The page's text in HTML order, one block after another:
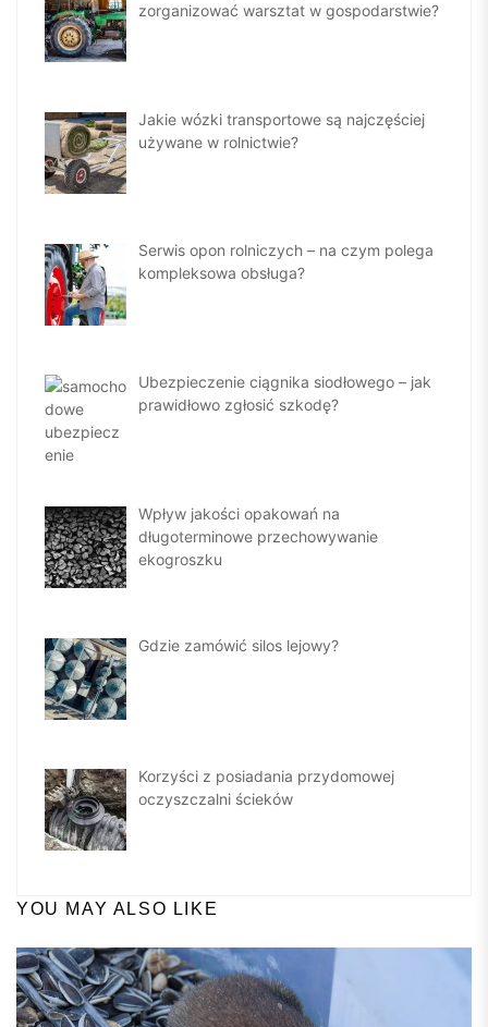
zorganizować warsztat w gospodarstwie?
Jakie wózki transportowe są najczęściej
używane w rolnictwie?
Serwis opon rolniczych – na czym polega
kompleksowa obsługa?
Ubezpieczenie ciągnika siodłowego – jak
prawidłowo zgłosić szkodę?
Wpływ jakości opakowań na
długoterminowe przechowywanie
ekogroszku
Gdzie zamówić silos lejowy?
Korzyści z posiadania przydomowej
oczyszczalni ścieków
YOU MAY ALSO LIKE